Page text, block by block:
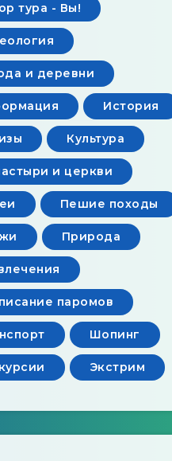
тура - Вы!
и деревни
История
Культура
и церкви
Пешие походы
Природа
паромов
Шопинг
Экстрим